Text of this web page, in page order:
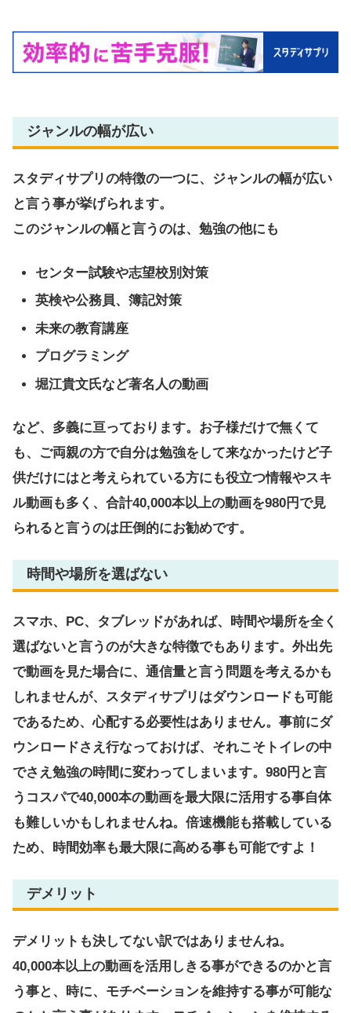
ジャンルの幅が広い
スタディサプリの特徴の一つに、ジャンルの幅が広い
と言う事が挙げられます。
このジャンルの幅と言うのは、勉強の他にも
センター試験や志望校別対策
英検や公務員、簿記対策
未来の教育講座
プログラミング
堀江貴文氏など著名人の動画
など、多義に亘っております。お子様だけで無くて
も、ご両親の方で自分は勉強をして来なかったけど子
供だけにはと考えられている方にも役立つ情報やスキ
ル動画も多く、合計40,000本以上の動画を980円で見
られると言うのは圧倒的にお勧めです。
時間や場所を選ばない
スマホ、PC、タブレッドがあれば、時間や場所を全く
選ばないと言うのが大きな特徴でもあります。外出先
で動画を見た場合に、通信量と言う問題を考えるかも
しれませんが、スタディサプリはダウンロードも可能
であるため、心配する必要性はありません。事前にダ
ウンロードさえ行なっておけば、それこそトイレの中
でさえ勉強の時間に変わってしまいます。980円と言
うコスパで40,000本の動画を最大限に活用する事自体
も難しいかもしれませんね。倍速機能も搭載している
ため、時間効率も最大限に高める事も可能ですよ！
デメリット
デメリットも決してない訳ではありませんね。
40,000本以上の動画を活用しきる事ができるのかと言
う事と、時に、モチベーションを維持する事が可能な